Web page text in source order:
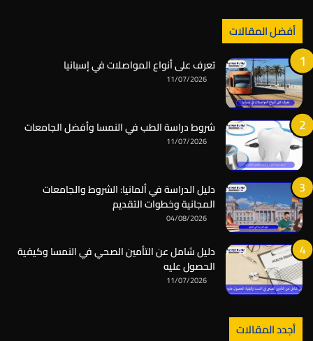
أفضل المقالات
تعرف على أنواع المواصلات في إسبانيا
11/07/2026
شروط دراسة الطب في النمسا وأفضل الجامعات
11/07/2026
دليل الدراسة في ألمانيا: الشروط والجامعات
المجانية وخطوات التقديم
04/08/2026
دليل شامل عن التأمين الصحي في النمسا وكيفية
الحصول عليه
11/07/2026
أجدد المقالات